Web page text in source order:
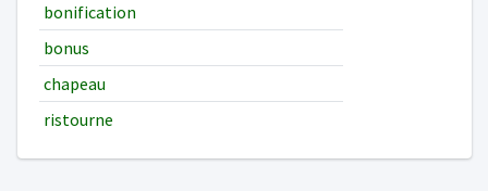
bonification
bonus
chapeau
ristourne